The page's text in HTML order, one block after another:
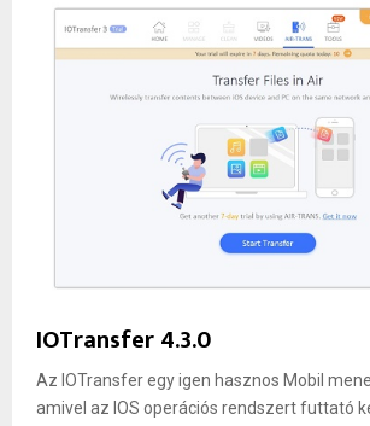
IOTransfer 4.3.0
Az IOTransfer egy igen hasznos Mobil
amivel az IOS operációs rendszert futtató